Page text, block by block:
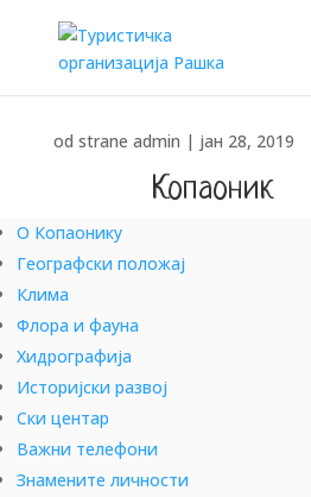
od strane admin | јан 28, 2019
Копаоник
ИСТРАЖИ, ДОЖИВИ, ОСВОЈИ!!!
О Копаонику
Географски положај
Клима
Флора и фауна
Хидрографија
Историјски развој
Ски центар
Важни телефони
Знамените личности